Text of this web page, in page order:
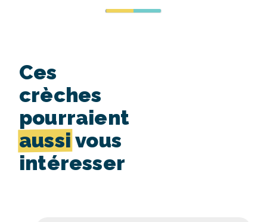
Ces
crèches
pourraient
aussi vous
intéresser